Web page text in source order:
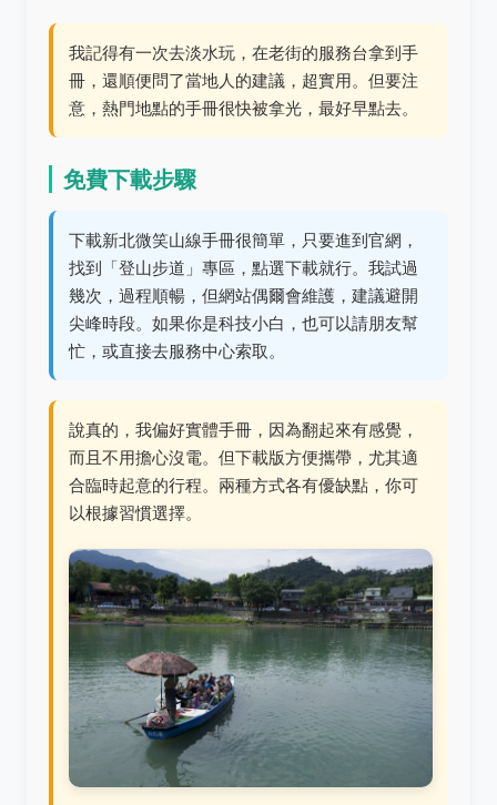
我記得有一次去淡水玩，在老街的服務台拿到手
冊，還順便問了當地人的建議，超實用。但要注
意，熱門地點的手冊很快被拿光，最好早點去。
免費下載步驟
下載新北微笑山線手冊很簡單，只要進到官網，
找到「登山步道」專區，點選下載就行。我試過
幾次，過程順暢，但網站偶爾會維護，建議避開
尖峰時段。如果你是科技小白，也可以請朋友幫
忙，或直接去服務中心索取。
說真的，我偏好實體手冊，因為翻起來有感覺，
而且不用擔心沒電。但下載版方便攜帶，尤其適
合臨時起意的行程。兩種方式各有優缺點，你可
以根據習慣選擇。